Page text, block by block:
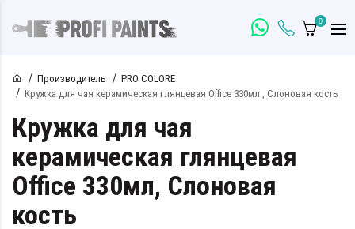
0
Производитель
PRO COLORE
Кружка для чая керамическая глянцевая Office 330мл , Слоновая кость
Кружка для чая
керамическая глянцевая
Office 330мл, Слоновая
кость